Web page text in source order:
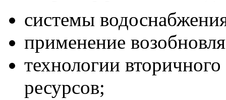
системы
применение
технологии
ресурсов;